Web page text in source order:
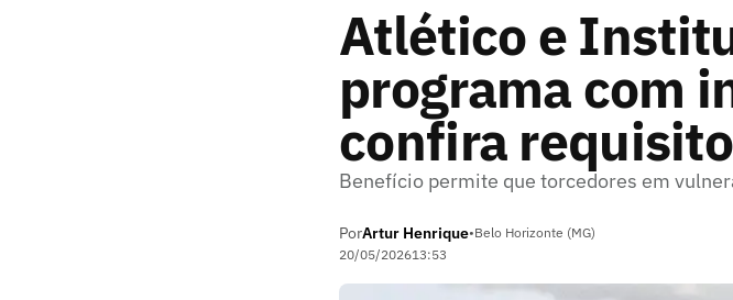
Atlético e
programa com
confira
Benefício permite que torcedores em
PorArtur Henrique•Belo Horizonte (MG)
20/05/202613:53